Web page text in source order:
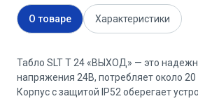
О товаре Характеристики
Табло SLT Т 24 «ВЫХОД» — это
напряжения 24В, потребляет около
Корпус с защитой IP52 оберегает